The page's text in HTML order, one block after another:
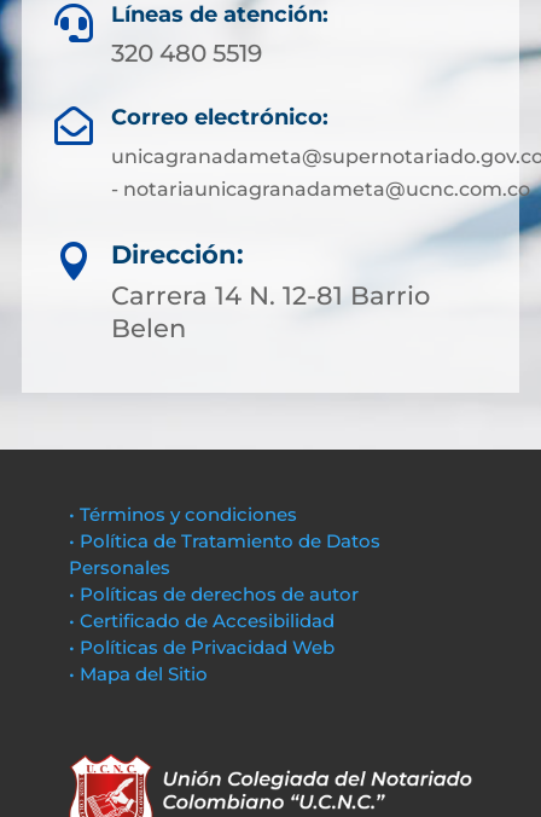
 Líneas de atención:
320 480 5519
 Correo electrónico:
- notariaunicagranadameta@ucnc.com.co

Dirección:
Carrera 14 N. 12-81 Barrio
Belen
• Términos y condiciones
• Política de Tratamiento de Datos
Personales
• Políticas de derechos de autor
• Certificado de Accesibilidad
• Políticas de Privacidad Web
• Mapa del Sitio